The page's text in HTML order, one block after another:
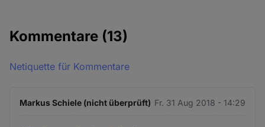
Kommentare (13)
Netiquette für Kommentare
Markus Schiele (nicht überprüft) Fr. 31 Aug 2018 - 14:29